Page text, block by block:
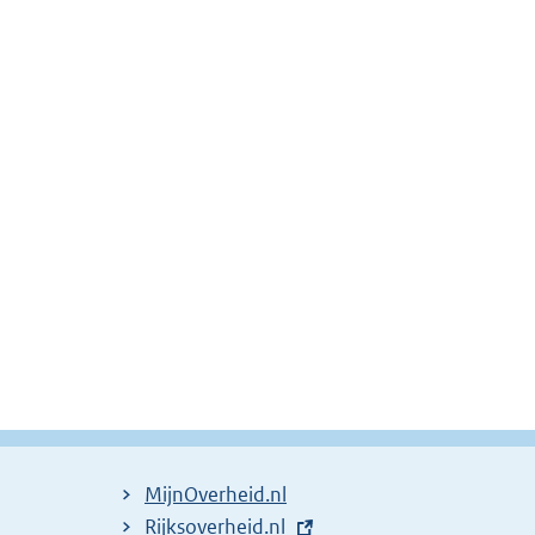
MijnOverheid.nl
E
Rijksoverheid.nl